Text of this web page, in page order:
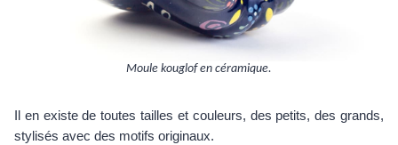
Moule kouglof en céramique.
Il en existe de toutes tailles et couleurs, des petits, des grands,
stylisés avec des motifs originaux.